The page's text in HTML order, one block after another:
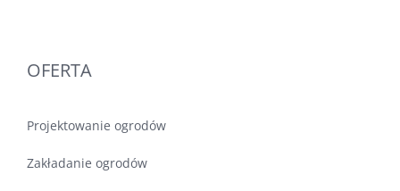
OFERTA
Projektowanie ogrodów
Zakładanie ogrodów